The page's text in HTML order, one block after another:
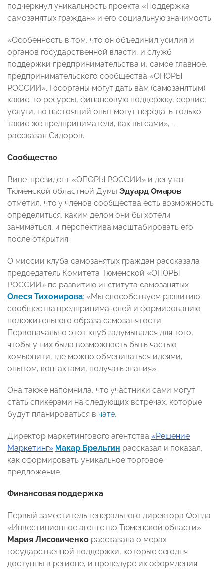
подчеркнул уникальность проекта «Поддержка
самозанятых граждан» и его социальную значимость.
«Особенность в том, что он объединил усилия и
органов государственной власти, и служб
поддержки предпринимательства и, самое главное,
предпринимательского сообщества «ОПОРЫ
РОССИИ». Госорганы могут дать вам (самозанятым)
какие-то ресурсы, финансовую поддержку, сервис,
услуги, но настоящий опыт могут передать только
такие же предприниматели, как вы сами», -
рассказал Сидоров.
Сообщество
Вице-президент «ОПОРЫ РОССИИ» и депутат
Тюменской областной Думы Эдуард Омаров
отметил, что у членов сообщества есть возможность
определиться, каким делом они бы хотели
заниматься, и перспектива масштабировать его
после открытия.
О миссии клуба самозанятых граждан рассказала
председатель Комитета Тюменской «ОПОРЫ
РОССИИ» по развитию института самозанятых
Олеся Тихомирова: «Мы способствуем развитию
сообщества предпринимателей и формированию
положительного образа самозанятости.
Первоначально этот клуб задумывался для того,
чтобы у них была возможность быть частью
комьюнити, где можно обмениваться идеями,
опытом, контактами, получать знания».
Она также напомнила, что участники сами могут
стать спикерами на следующих встречах, которые
будут планироваться в чате.
Директор маркетингового агентства «Решение
Маркетинг» Макар Брельгин рассказал и показал,
как сформировать уникальное торговое
предложение.
Финансовая поддержка
Первый заместитель генерального директора Фонда
«Инвестиционное агентство Тюменской области»
Мария Лисовиченко рассказала о мерах
государственной поддержки, которые сегодня
доступны в регионе, и процедуре их оформления.